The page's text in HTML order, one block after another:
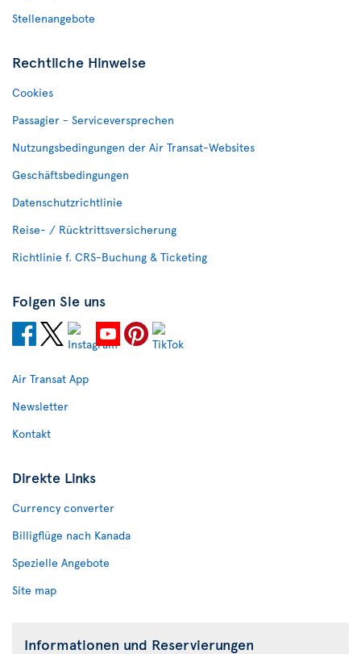
Stellenangebote
Rechtliche Hinweise
Cookies
Passagier - Serviceversprechen
Nutzungsbedingungen der Air Transat-Websites
Geschäftsbedingungen
Datenschutzrichtlinie
Reise- / Rücktrittsversicherung
Richtlinie f. CRS-Buchung & Ticketing
Folgen Sie uns
Air Transat App
Newsletter
Kontakt
Direkte Links
Currency converter
Billigflüge nach Kanada
Spezielle Angebote
Site map
Informationen und Reservierungen